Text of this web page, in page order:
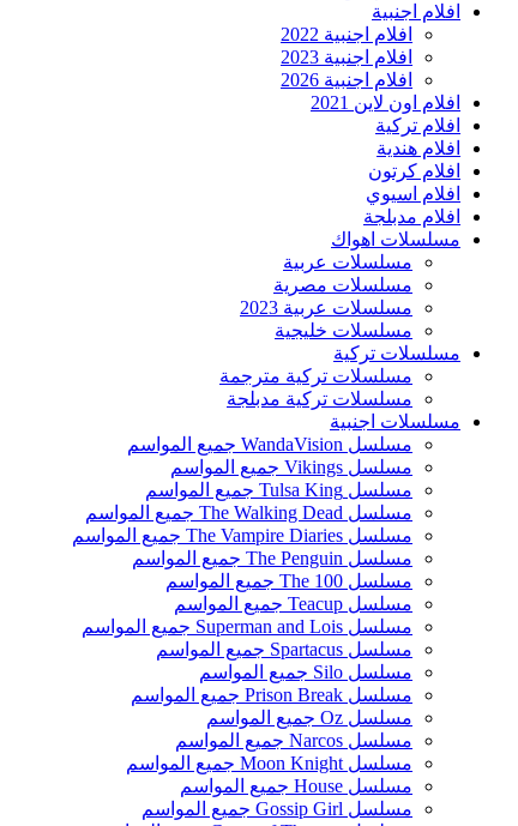
افلام اجنبية
افلام اجنبية 2022
افلام اجنبية 2023
افلام اجنبية 2026
افلام اون لاين 2021
افلام تركية
افلام هندية
افلام كرتون
افلام اسيوي
افلام مدبلجة
مسلسلات اهواك
مسلسلات عربية
مسلسلات مصرية
مسلسلات عربية 2023
مسلسلات خليجية
مسلسلات تركية
مسلسلات تركية مترجمة
مسلسلات تركية مدبلجة
مسلسلات اجنبية
مسلسل WandaVision جميع المواسم
مسلسل Vikings جميع المواسم
مسلسل Tulsa King جميع المواسم
مسلسل The Walking Dead جميع المواسم
مسلسل The Vampire Diaries جميع المواسم
مسلسل The Penguin جميع المواسم
مسلسل The 100 جميع المواسم
مسلسل Teacup جميع المواسم
مسلسل Superman and Lois جميع المواسم
مسلسل Spartacus جميع المواسم
مسلسل Silo جميع المواسم
مسلسل Prison Break جميع المواسم
مسلسل Oz جميع المواسم
مسلسل Narcos جميع المواسم
مسلسل Moon Knight جميع المواسم
مسلسل House جميع المواسم
مسلسل Gossip Girl جميع المواسم